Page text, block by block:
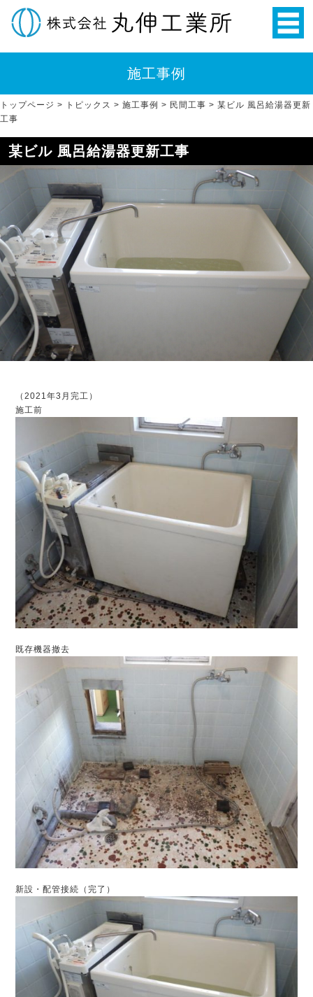
施工事例
トップページ > トピックス > 施工事例 > 民間工事 > 某ビル 風呂給湯器更新
工事
某ビル 風呂給湯器更新工事
（2021年3月完工）
施工前
既存機器撤去
新設・配管接続（完了）